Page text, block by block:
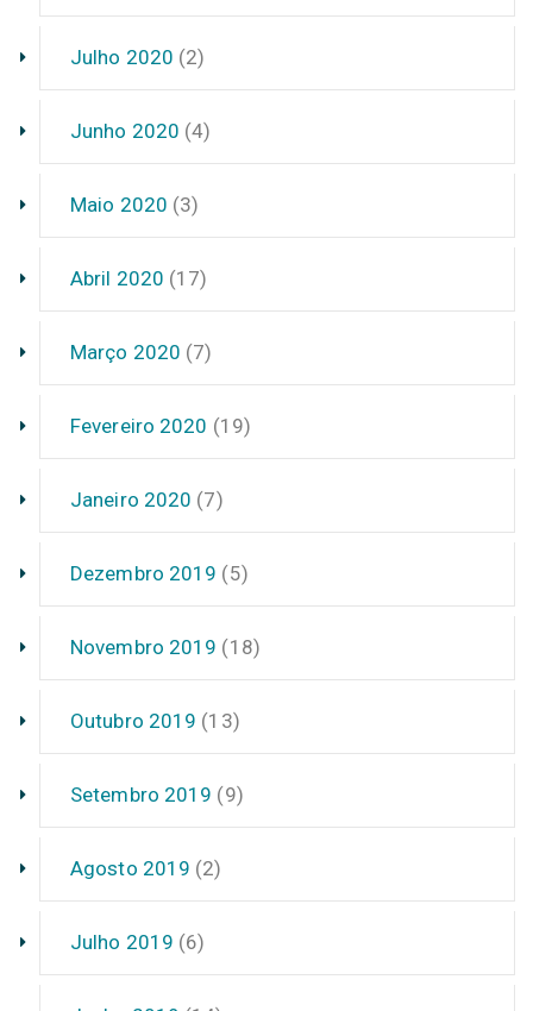
Julho 2020 (2)
Junho 2020 (4)
Maio 2020 (3)
Abril 2020 (17)
Março 2020 (7)
Fevereiro 2020 (19)
Janeiro 2020 (7)
Dezembro 2019 (5)
Novembro 2019 (18)
Outubro 2019 (13)
Setembro 2019 (9)
Agosto 2019 (2)
Julho 2019 (6)